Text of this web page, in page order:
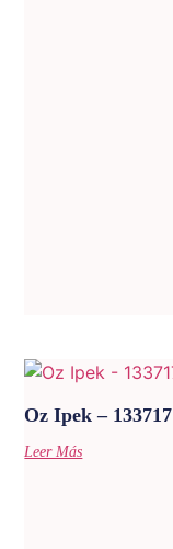
Oz Ipek – 133717
Leer Más